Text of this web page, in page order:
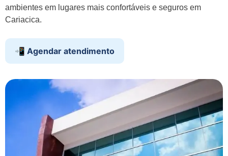
ambientes em lugares mais confortáveis e seguros em
Cariacica.
📲 Agendar atendimento